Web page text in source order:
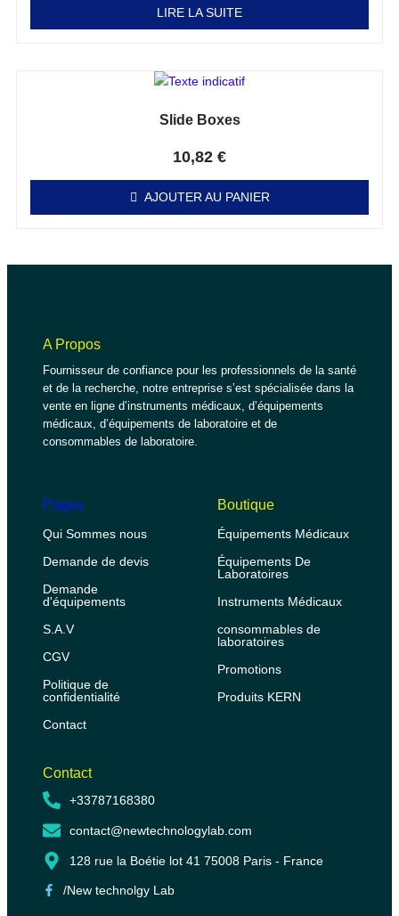
LIRE LA SUITE
Slide Boxes
10,82 €
AJOUTER AU PANIER
A Propos
Fournisseur de confiance pour les professionnels de la santé
et de la recherche, notre entreprise s’est spécialisée dans la
vente en ligne d’instruments médicaux, d’équipements
médicaux, d’équipements de laboratoire et de
consommables de laboratoire.
Pages
Qui Sommes nous
Demande de devis
Demande
d'équipements
S.A.V
CGV
Politique de
confidentialité
Contact
Boutique
Équipements Médicaux
Équipements De
Laboratoires
Instruments Médicaux
consommables de
laboratoires
Promotions
Produits KERN
Contact
+33787168380
contact@newtechnologylab.com
128 rue la Boétie lot 41 75008 Paris - France
/New technolgy Lab